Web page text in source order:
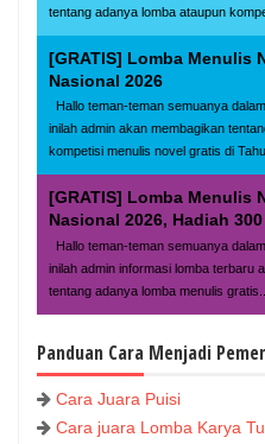
tentang adanya lomba ataupun
[GRATIS] Lomba Menulis
Nasional 2026
Hallo teman-teman semuanya
inilah admin akan membagikan
kompetisi menulis novel gratis di
[GRATIS] Lomba Menulis
Nasional 2026, Hadiah
Hallo teman-teman semuanya
inilah admin informasi lomba terbaru
tentang adanya lomba menulis gratis...
Panduan Cara Menjadi
Cara Juara Puisi
Cara juara Lomba Karya